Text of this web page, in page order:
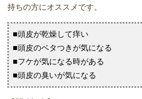
持ちの方にオススメです。
■頭皮が乾燥して痒い
■頭皮のベタつきが気になる
■フケが気になる時がある
■頭皮の臭いが気になる